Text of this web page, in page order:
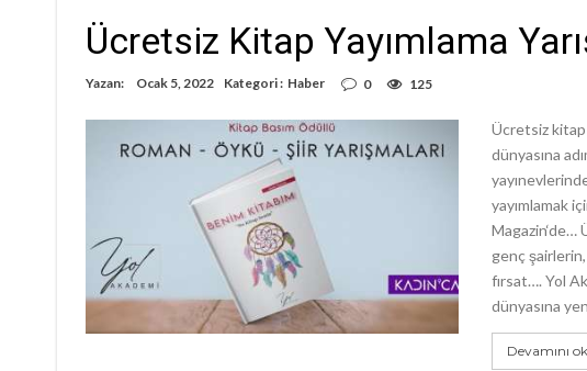
Ücretsiz Kitap Yayımlama
Yazan: Ocak 5, 2022 Kategori : Haber 0 125
Ücretsiz kitap
dünyasına
yayımlamak
Magazin‘de…
genç
fırsat…. Yol
dünyasına
Devamını